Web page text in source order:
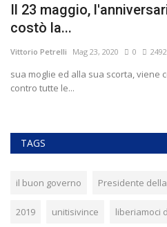
Il 23 maggio,
costò la...
Vittorio Petrelli Mag 23, 2020 0 2492
sua moglie ed alla sua scorta, viene
contro tutte le...
TAGS
il buon governo Presidente
2019 unitisivince liberiamoci